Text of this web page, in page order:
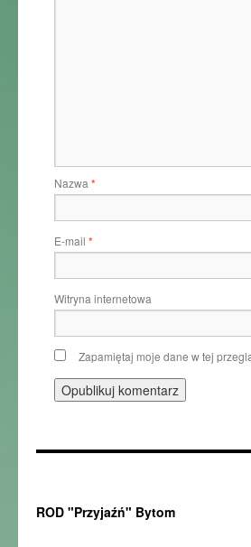
Nazwa *
E-mail *
Witryna internetowa
Zapamiętaj moje dane w tej
ROD "Przyjaźń" Bytom